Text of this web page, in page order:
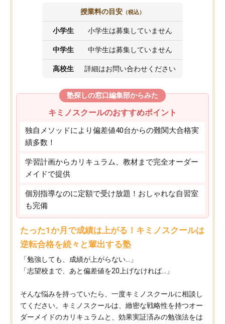
授業料の目安 （税込）
小学生 小学生は募集していません
中学生 中学生は募集していません
高校生 詳細はお問い合わせください
塾探しの窓口編集部からみた
キミノスクールのおすすめポイント
独自メソッドにより偏差値40台からの難関大合格実
績多数！
学習計画からカリキュラム、教材まで完全オーダー
メイドで提供
個別指導なのに定額で受け放題！おしゃれな自習室
も完備
たった1か月で成績は上がる！キミノスクールは
逆転合格を続々と輩出する塾
「勉強しても、成績が上がらない…」
「志望校まで、あと偏差値を20上げなければ…」
そんな悩みを持っていたら、一度キミノスクールに相談し
てください。キミノスクールは、緻密な戦略性を持つオー
ダーメイドのカリキュラムと、効果実証済みの勉強法をは